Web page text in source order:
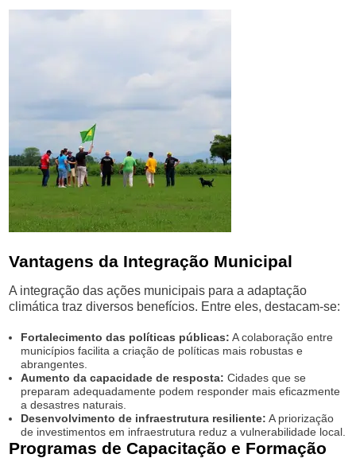
Vantagens da Integração Municipal
A integração das ações municipais para a adaptação
climática traz diversos benefícios. Entre eles, destacam-se:
Fortalecimento das políticas públicas: A colaboração entre
municípios facilita a criação de políticas mais robustas e
abrangentes.
Aumento da capacidade de resposta: Cidades que se
preparam adequadamente podem responder mais eficazmente
a desastres naturais.
Desenvolvimento de infraestrutura resiliente: A priorização
de investimentos em infraestrutura reduz a vulnerabilidade local.
Programas de Capacitação e Formação